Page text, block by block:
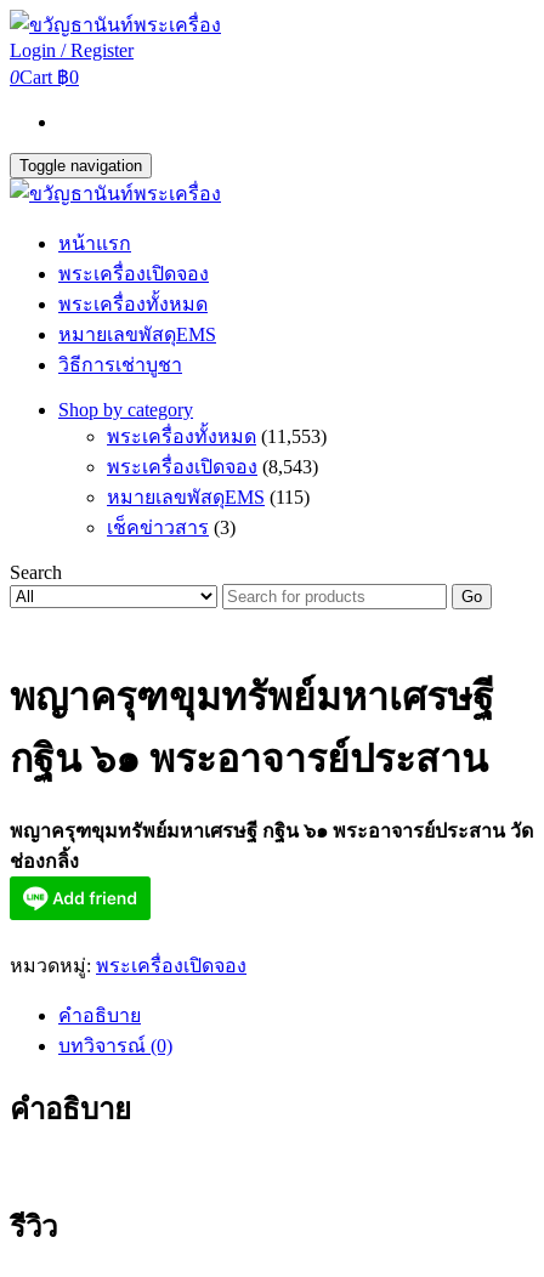
Login / Register
0Cart ฿0
Toggle navigation
หน้าแรก
พระเครื่องเปิดจอง
พระเครื่องทั้งหมด
หมายเลขพัสดุEMS
วิธีการเช่าบูชา
Shop by category
พระเครื่องทั้งหมด (11,553)
พระเครื่องเปิดจอง (8,543)
หมายเลขพัสดุEMS (115)
เช็คข่าวสาร (3)
Search
Go
พญาครุฑขุมทรัพย์มหาเศรษฐี
กฐิน ๖๑ พระอาจารย์ประสาน
พญาครุฑขุมทรัพย์มหาเศรษฐี กฐิน ๖๑ พระอาจารย์ประสาน วัด
ช่องกลิ้ง
หมวดหมู่: พระเครื่องเปิดจอง
คำอธิบาย
บทวิจารณ์ (0)
คำอธิบาย
รีวิว